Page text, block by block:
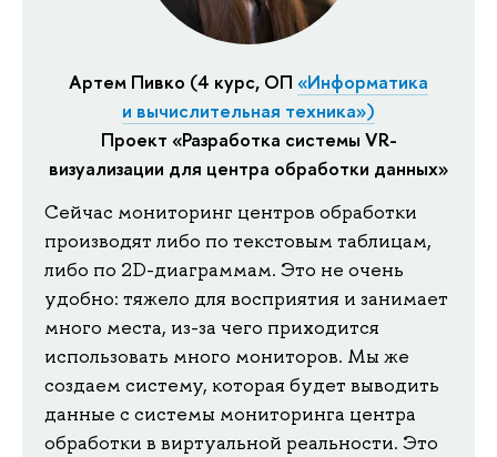
Артем Пивко (4 курс, ОП «Информатика
и вычислительная техника»)
Проект «Разработка системы VR-
визуализации для центра обработки данных»
Сейчас мониторинг центров обработки
производят либо по текстовым таблицам,
либо по 2D-диаграммам. Это не очень
удобно: тяжело для восприятия и занимает
много места, из-за чего приходится
использовать много мониторов. Мы же
создаем систему, которая будет выводить
данные с системы мониторинга центра
обработки в виртуальной реальности. Это